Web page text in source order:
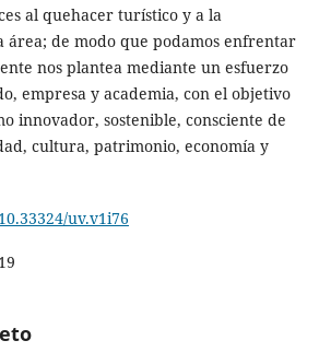
al quehacer turístico y a la
área; de modo que podamos enfrentar
nos plantea mediante un esfuerzo
empresa y academia, con el objetivo
innovador, sostenible, consciente de
cultura, patrimonio, economía y
uv.v1i76